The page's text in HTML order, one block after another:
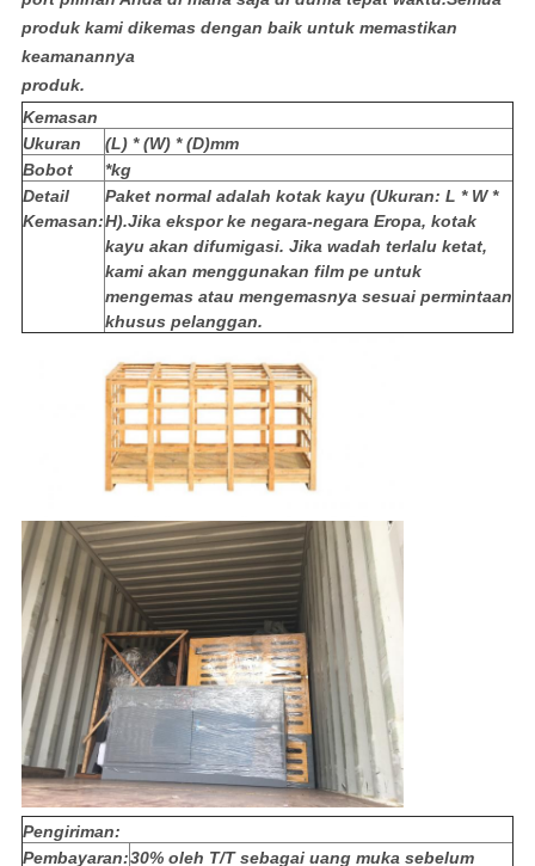
produk kami dikemas dengan baik untuk memastikan
keamanannya
produk.
Kemasan
Ukuran
(L) * (W) * (D)mm
Bobot
*kg
Detail
Kemasan:
Paket normal adalah kotak kayu (Ukuran: L * W *
H).Jika ekspor ke negara-negara Eropa, kotak
kayu akan difumigasi. Jika wadah terlalu ketat,
kami akan menggunakan film pe untuk
mengemas atau mengemasnya sesuai permintaan
khusus pelanggan.
Pengiriman:
Pembayaran:30% oleh T/T sebagai uang muka sebelum